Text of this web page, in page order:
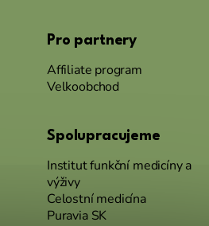
Pro partnery
Affiliate program
Velkoobchod
Spolupracujeme
Institut funkční medicíny a
výživy
Celostní medicína
Puravia SK